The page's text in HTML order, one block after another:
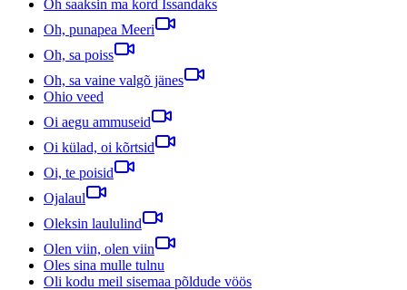
Oh saaksin ma kord Issandaks
Oh, punapea Meeri
Oh, sa poiss
Oh, sa vaine valgõ jänes
Ohio veed
Oi aegu ammuseid
Oi külad, oi kõrtsid
Oi, te poisid
Ojalaul
Oleksin laululind
Olen viin, olen viin
Oles sina mulle tulnu
Oli kodu meil sisemaa põldude vöös